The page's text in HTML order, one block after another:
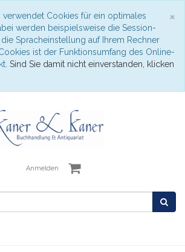
×
verwendet Cookies für ein optimales
werden beispielsweise die Session-
Spracheinstellung auf Ihrem Rechner
ist der Funktionsumfang des Online-
Sind Sie damit nicht einverstanden, klicken
Anmelden